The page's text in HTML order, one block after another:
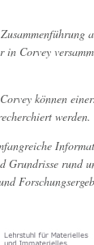
Corvey
können
werden.
rund